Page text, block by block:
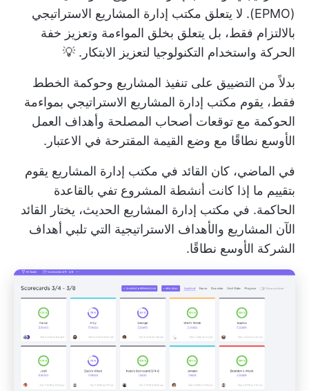
(EPMO). لا يتعلق مكتب إدارة المشاريع الاستراتيجي
بالالتزام فقط، بل يتعلق بخلق المواءمة وتعزيز خفة
الحركة واستخدام التكنولوجيا لتعزيز الابتكار. 💡
بدلاً من التضييق على تنفيذ المشاريع وحوكمة الخطط
فقط، يقوم مكتب إدارة المشاريع الاستراتيجي بمواءمة
الحوكمة مع توقعات أصحاب المصلحة وأهداف العمل
الأوسع نطاقًا مع وضع القيمة المقترحة في الاعتبار.
في الماضي، كان القائد في مكتب إدارة المشاريع يقوم
بتقييم ما إذا كانت أنشطة المشروع تفي بالقاعدة
الحاكمة. في مكتب إدارة المشاريع الحديث، يختار القائد
الآن المشاريع والأهداف الاستراتيجية التي تلبي أهداف
الشركة الأوسع نطاقًا.